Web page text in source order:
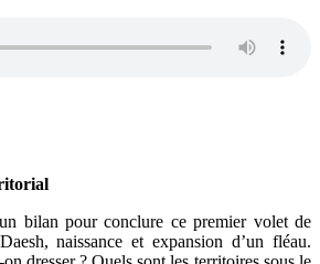
bilan pour conclure ce premier volet de
naissance et expansion d’un fléau.